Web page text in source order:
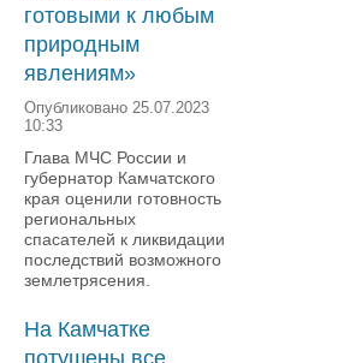
готовыми к любым
природным
явлениям»
Опубликовано 25.07.2023
10:33
Глава МЧС России и
губернатор Камчатского
края оценили готовность
региональных
спасателей к ликвидации
последствий возможного
землетрясения.
На Камчатке
потушены все